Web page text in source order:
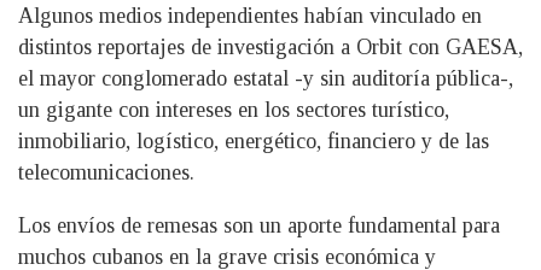
Algunos medios independientes habían vinculado en
distintos reportajes de investigación a Orbit con GAESA,
el mayor conglomerado estatal -y sin auditoría pública-,
un gigante con intereses en los sectores turístico,
inmobiliario, logístico, energético, financiero y de las
telecomunicaciones.
Los envíos de remesas son un aporte fundamental para
muchos cubanos en la grave crisis económica y